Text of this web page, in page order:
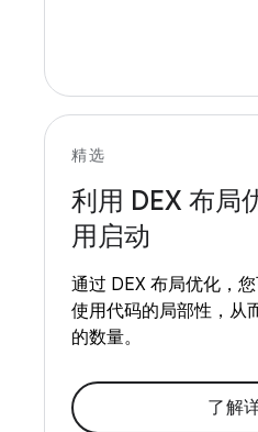
精选
利用 DEX 布局
用启动
通过 DEX 布局优化，
使用代码的局部性，从
的数量。
了解